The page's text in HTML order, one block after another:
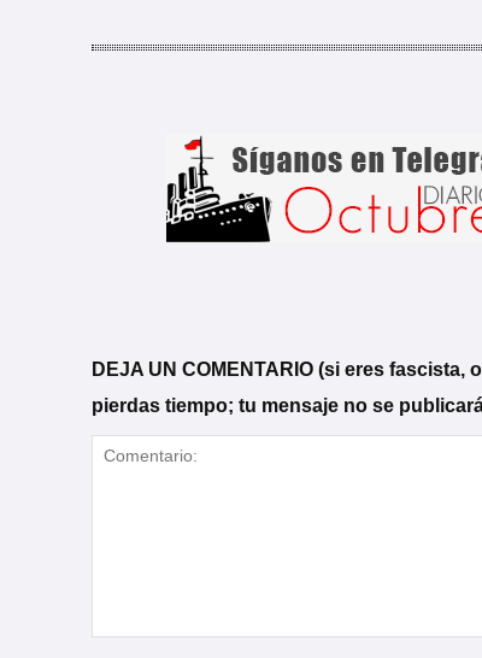
DEJA UN COMENTARIO (si eres
pierdas tiempo; tu mensaje no se